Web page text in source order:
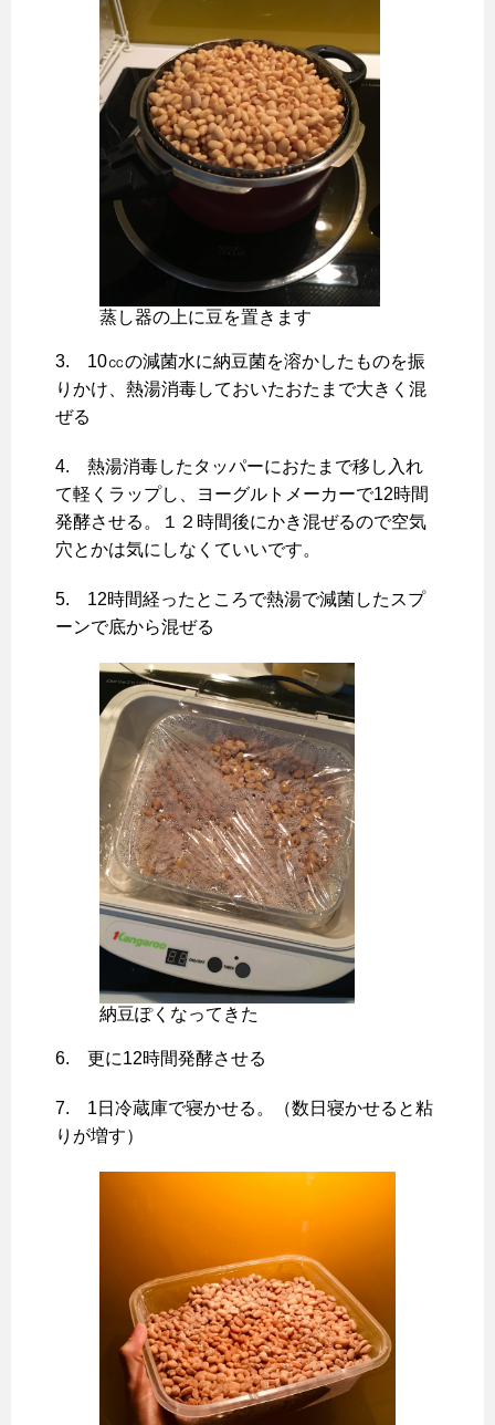
蒸し器の上に豆を置きます
3. 10㏄の減菌水に納豆菌を溶かしたものを振
りかけ、熱湯消毒しておいたおたまで大きく混
ぜる
4. 熱湯消毒したタッパーにおたまで移し入れ
て軽くラップし、ヨーグルトメーカーで12時間
発酵させる。１２時間後にかき混ぜるので空気
穴とかは気にしなくていいです。
5. 12時間経ったところで熱湯で減菌したスプ
ーンで底から混ぜる
納豆ぽくなってきた
6. 更に12時間発酵させる
7. 1日冷蔵庫で寝かせる。（数日寝かせると粘
りが増す）